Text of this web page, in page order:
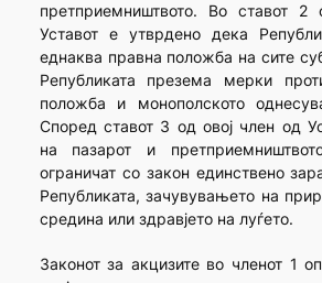
претприемништвото. Во ставот 2
Уставот е утврдено дека
еднаква правна положба на сите
Републиката презема мерки
положба и монополското
Според ставот 3 од овој член од
на пазарот и
ограничат со закон единствено
Републиката, зачувувањето на
средина или здравјето на луѓето.
Законот за акцизите во членот 1